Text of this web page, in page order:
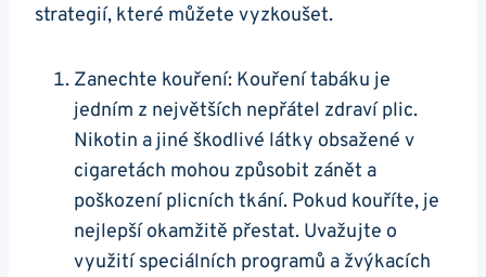
‍strategií, které můžete vyzkoušet.
Zanechte kouření: Kouření tabáku je
jedním ⁣z největších ⁢nepřátel zdraví⁤ plic.
Nikotin a⁤ jiné škodlivé látky obsažené v
cigaretách mohou⁤ způsobit ‌zánět‌ a
poškození plicních tkání. Pokud⁢ kouříte, je‌
nejlepší⁤ okamžitě přestat. Uvažujte o
⁢využití speciálních programů a žvýkacích